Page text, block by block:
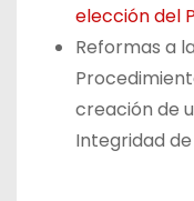
elección del
Reformas a
creación de
Integridad